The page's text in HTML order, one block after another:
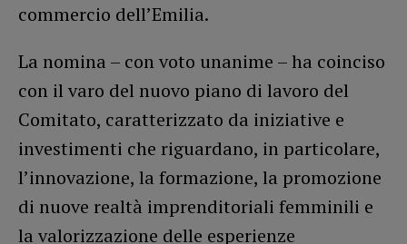
commercio dell’Emilia.
La nomina – con voto unanime – ha coinciso
con il varo del nuovo piano di lavoro del
Comitato, caratterizzato da iniziative e
investimenti che riguardano, in particolare,
l’innovazione, la formazione, la promozione
di nuove realtà imprenditoriali femminili e
la valorizzazione delle esperienze